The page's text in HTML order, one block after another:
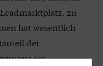
zu
hat wesentlich
der
am